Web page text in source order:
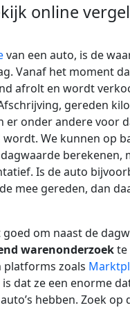
online
van een auto, is de
Vanaf het moment
afrolt en wordt
gereden
er onder andere voor
We kunnen op
berekenen,
Is de auto
mee gereden, dan
om naast de
warenonderzoekte
platforms zoals
is dat ze een enorme
hebben. Zoek op